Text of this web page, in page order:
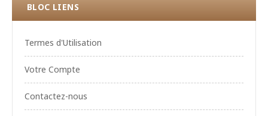
BLOC LIENS
Termes d'Utilisation
Votre Compte
Contactez-nous